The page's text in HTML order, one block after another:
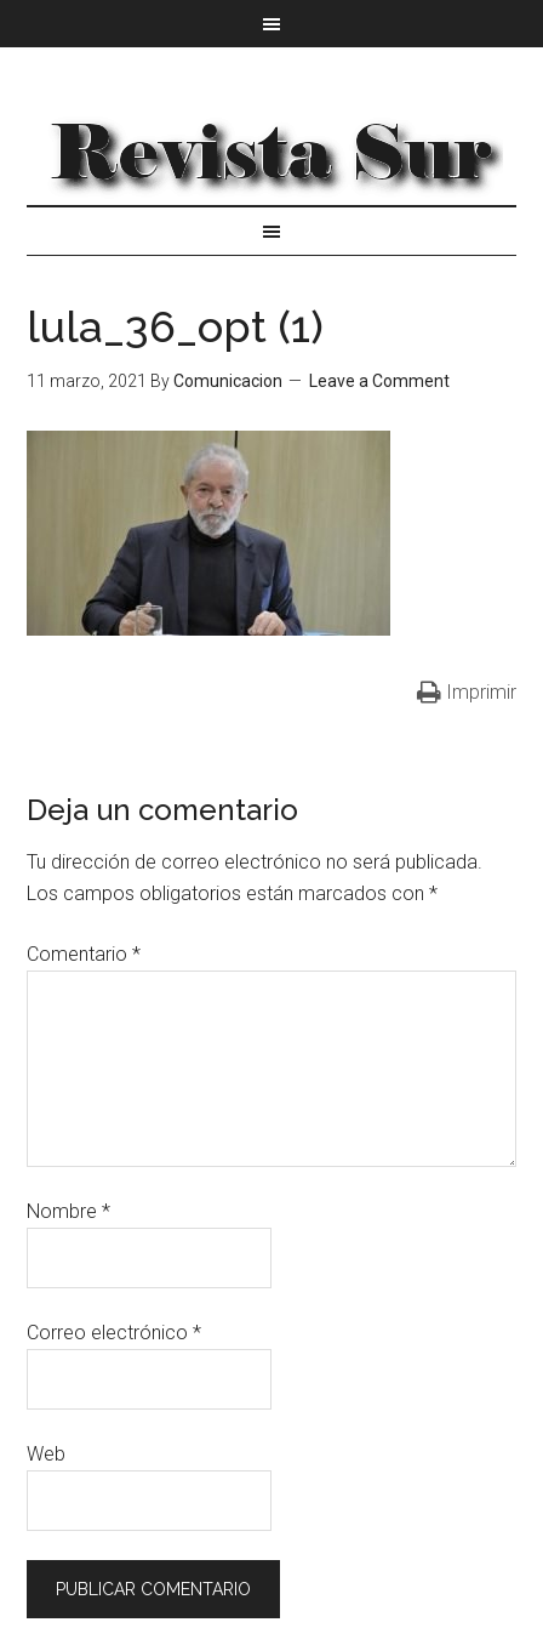
lula_36_opt (1)
11 marzo, 2021 ByComunicacion Leave a Comment
Imprimir
Deja un comentario
Tu dirección de correo electrónico no será publicada.
Los campos obligatorios están marcados con*
Comentario*
Nombre*
Correo electrónico*
Web